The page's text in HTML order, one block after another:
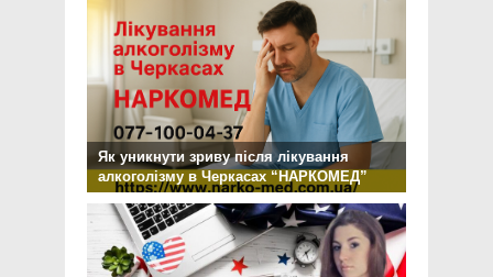
Як уникнути зриву після лікування
алкоголізму в Черкасах “НАРКОМЕД”